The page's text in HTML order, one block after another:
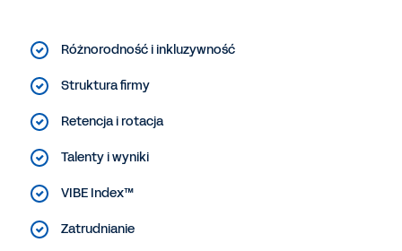
Różnorodność i inkluzywność
Struktura firmy
Retencja i rotacja
Talenty i wyniki
VIBE Index™
Zatrudnianie